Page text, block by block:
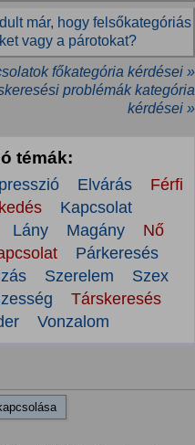
már, hogy felsőkategóriás
vagy a párotokat?
főkategória kérdései »
problémák kategória
kérdései »
témák:
Elvárás
Férfi
Kapcsolat
Lány Magány
Nő
Párkeresés
Szerelem
Szex
Társkeresés
Vonzalom